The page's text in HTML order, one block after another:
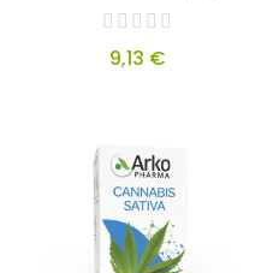
9,13 €